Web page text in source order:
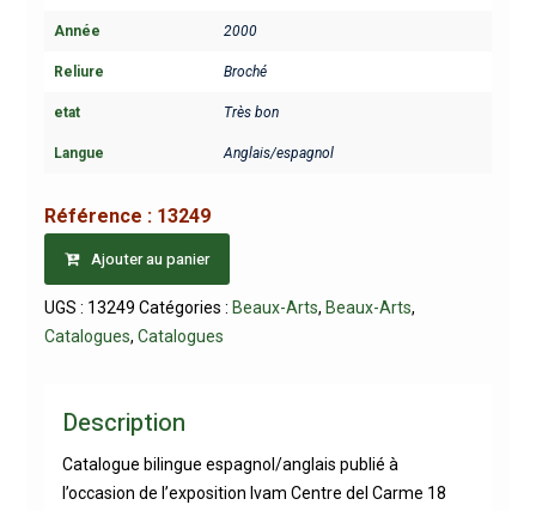
Année 2000
Reliure Broché
etat Très bon
Langue Anglais/espagnol
Référence : 13249
Ajouter au panier
UGS : 13249 Catégories : Beaux-Arts, Beaux-Arts,
Catalogues, Catalogues
Description
Catalogue bilingue espagnol/anglais publié à
l’occasion de l’exposition Ivam Centre del Carme 18